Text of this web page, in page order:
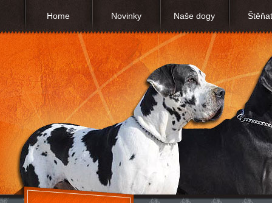
Home Novinky Naše dogy